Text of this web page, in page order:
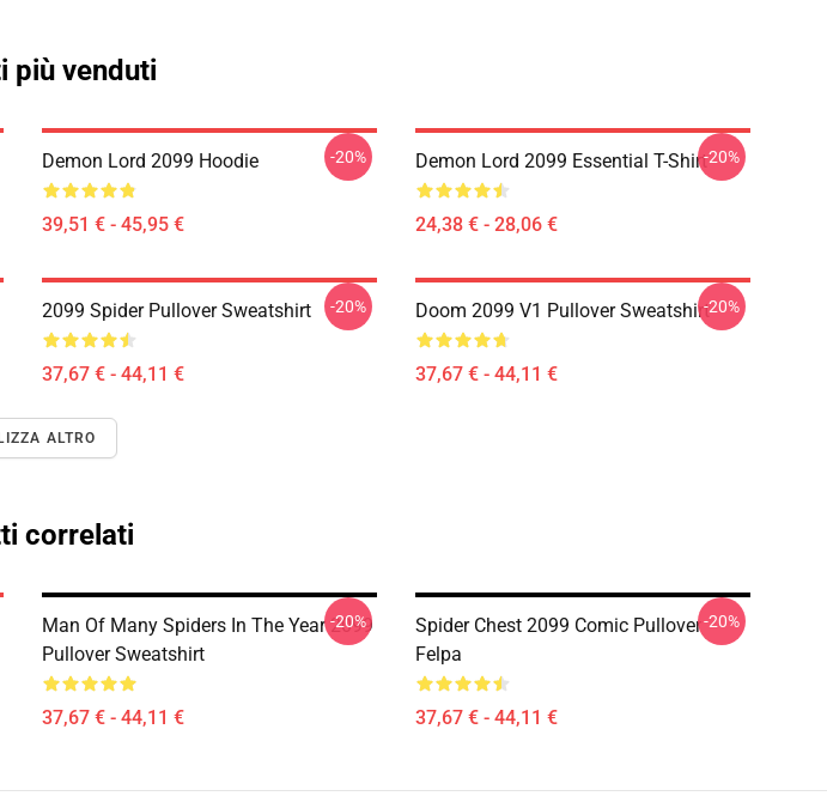
più venduti
Demon Lord 2099 Hoodie
39,51 € - 45,95 €
-20% Demon Lord 2099 Essential T-Shirt
24,38 € - 28,06 €
-20%
2099 Spider Pullover Sweatshirt
37,67 € - 44,11 €
-20% Doom 2099 V1 Pullover Sweatshirt
37,67 € - 44,11 €
-20%
ALTRO
correlati
Man Of Many Spiders In The Year 2099
Pullover Sweatshirt
37,67 € - 44,11 €
-20%
Spider Chest 2099 Comic Pullover
Felpa
37,67 € - 44,11 €
-20%